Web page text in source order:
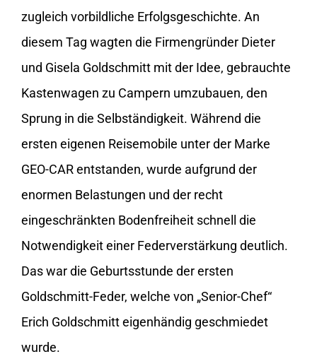
zugleich vorbildliche Erfolgsgeschichte. An
diesem Tag wagten die Firmengründer Dieter
und Gisela Goldschmitt mit der Idee, gebrauchte
Kastenwagen zu Campern umzubauen, den
Sprung in die Selbständigkeit. Während die
ersten eigenen Reisemobile unter der Marke
GEO-CAR entstanden, wurde aufgrund der
enormen Belastungen und der recht
eingeschränkten Bodenfreiheit schnell die
Notwendigkeit einer Federverstärkung deutlich.
Das war die Geburtsstunde der ersten
Goldschmitt-Feder, welche von „Senior-Chef“
Erich Goldschmitt eigenhändig geschmiedet
wurde.